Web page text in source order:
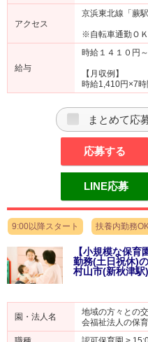
アクセス
京浜東北線「蕨
※自転車通勤ＯＫ
給与
時給１４１０円～
【月収例】
時給1,410円×7
まとめて応
応募する
LINE応募
9:00以降スタート 扶養内勤務OK
【小規模な保
勤務(土日祝休)
村山市(新秋津駅)
園・法人名
地域の方々との
会福祉法人の保
職種
認可保育園 >